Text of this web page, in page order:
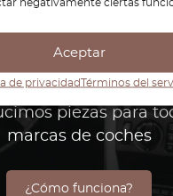
negativamente ciertas
Aceptar
de privacidadTérminos del
la pieza
Compruebe las
bajo demanda.
piezas para
marcas de coches
¿Cómo funciona?